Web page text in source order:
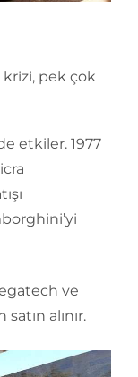
krizi, pek çok
etkiler. 1977
ve
alınır.